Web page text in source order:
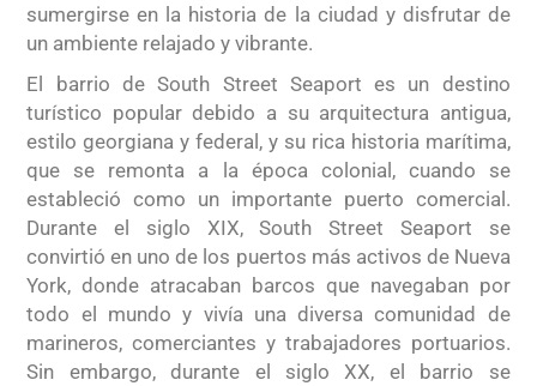
sumergirse en la historia de la ciudad y disfrutar de
un ambiente relajado y vibrante.
El barrio de South Street Seaport es un destino
turístico popular debido a su arquitectura antigua,
estilo georgiana y federal, y su rica historia marítima,
que se remonta a la época colonial, cuando se
estableció como un importante puerto comercial.
Durante el siglo XIX, South Street Seaport se
convirtió en uno de los puertos más activos de Nueva
York, donde atracaban barcos que navegaban por
todo el mundo y vivía una diversa comunidad de
marineros, comerciantes y trabajadores portuarios.
Sin embargo, durante el siglo XX,
el barrio se